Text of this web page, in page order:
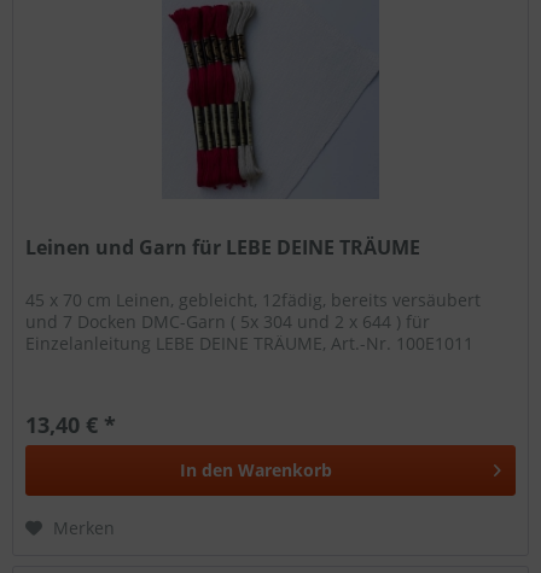
Leinen und Garn für LEBE DEINE TRÄUME
45 x 70 cm Leinen, gebleicht, 12fädig, bereits versäubert
und 7 Docken DMC-Garn ( 5x 304 und 2 x 644 ) für
Einzelanleitung LEBE DEINE TRÄUME, Art.-Nr. 100E1011
13,40 € *
In den Warenkorb
Merken